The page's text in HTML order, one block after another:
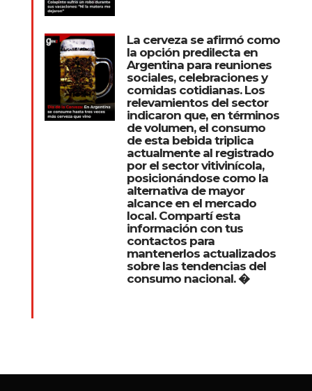
La cerveza se afirmó como
la opción predilecta en
Argentina para reuniones
sociales, celebraciones y
comidas cotidianas. Los
relevamientos del sector
indicaron que, en términos
de volumen, el consumo
de esta bebida triplica
actualmente al registrado
por el sector vitivinícola,
posicionándose como la
alternativa de mayor
alcance en el mercado
local. Compartí esta
información con tus
contactos para
mantenerlos actualizados
sobre las tendencias del
consumo nacional. �